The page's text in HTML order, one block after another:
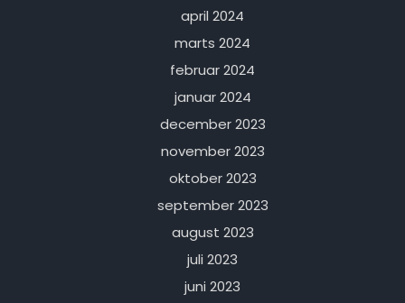
april 2024
marts 2024
februar 2024
januar 2024
december 2023
november 2023
oktober 2023
september 2023
august 2023
juli 2023
juni 2023